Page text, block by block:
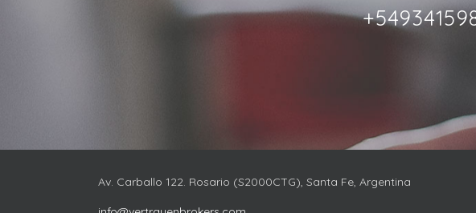
Av. Carballo 122. Rosario (S2000CTG), Santa Fe, Argentina